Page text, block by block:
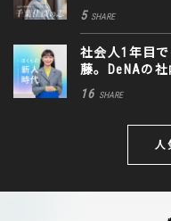
に込めた思い
5 SHARE
社会人1年目
藤。DeNAの
生きる道
16 SHARE
人